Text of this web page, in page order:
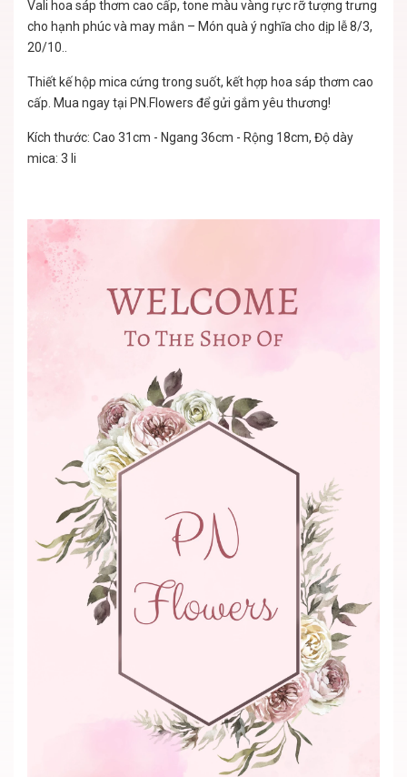
Vali hoa sáp thơm cao cấp, tone màu vàng rực rỡ tượng trưng
cho hạnh phúc và may mắn – Món quà ý nghĩa cho dịp lễ 8/3,
20/10..
Thiết kế hộp mica cứng trong suốt, kết hợp hoa sáp thơm cao
cấp. Mua ngay tại PN.Flowers để gửi gắm yêu thương!
Kích thước: Cao 31cm - Ngang 36cm - Rộng 18cm, Độ dày
mica: 3 li